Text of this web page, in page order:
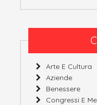
Arte E Cultura
Aziende
Benessere
Congressi E